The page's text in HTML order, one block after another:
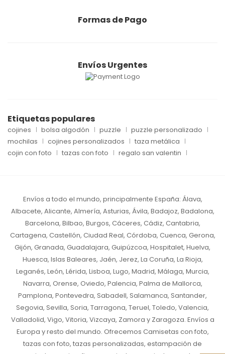
Formas de Pago
Envíos Urgentes
Etiquetas populares
cojines bolsa algodón puzzle
puzzle personalizado
mochilas
cojines personalizados
taza metálica
cojin con foto
tazas con foto regalo san valentin
Envíos a todo el mundo, principalmente España: Álava,
Albacete, Alicante, Almería, Asturias, Ávila, Badajoz, Badalona,
Barcelona, Bilbao, Burgos, Cáceres, Cádiz, Cantabria,
Cartagena, Castellón, Ciudad Real, Córdoba, Cuenca, Gerona,
Gijón, Granada, Guadalajara, Guipúzcoa, Hospitalet, Huelva,
Huesca, Islas Baleares, Jaén, Jerez, La Coruña, La Rioja,
Leganés, León, Lérida, Lisboa, Lugo, Madrid, Málaga, Murcia,
Navarra, Orense, Oviedo, Palencia, Palma de Mallorca,
Pamplona, Pontevedra, Sabadell, Salamanca, Santander,
Segovia, Sevilla, Soria, Tarragona, Teruel, Toledo, Valencia,
Valladolid, Vigo, Vitoria, Vizcaya, Zamora y Zaragoza. Envíos a
Europa y resto del mundo. Ofrecemos Camisetas con foto,
tazas con foto, tazas personalizadas, estampación de